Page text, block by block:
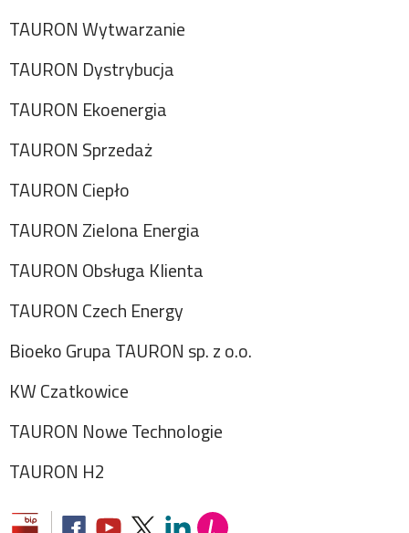
TAURON Wytwarzanie
TAURON Dystrybucja
TAURON Ekoenergia
TAURON Sprzedaż
TAURON Ciepło
TAURON Zielona Energia
TAURON Obsługa Klienta
TAURON Czech Energy
Bioeko Grupa TAURON sp. z o.o.
KW Czatkowice
TAURON Nowe Technologie
TAURON H2